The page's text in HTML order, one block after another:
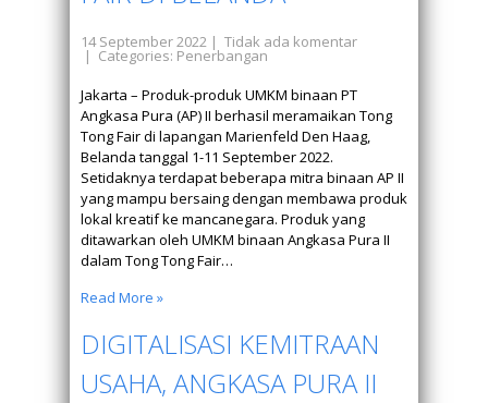
14 September 2022 | Tidak ada komentar
| Categories: Penerbangan
Jakarta – Produk-produk UMKM binaan PT
Angkasa Pura (AP) II berhasil meramaikan Tong
Tong Fair di lapangan Marienfeld Den Haag,
Belanda tanggal 1-11 September 2022.
Setidaknya terdapat beberapa mitra binaan AP II
yang mampu bersaing dengan membawa produk
lokal kreatif ke mancanegara. Produk yang
ditawarkan oleh UMKM binaan Angkasa Pura II
dalam Tong Tong Fair…
Read More »
DIGITALISASI KEMITRAAN
USAHA, ANGKASA PURA II